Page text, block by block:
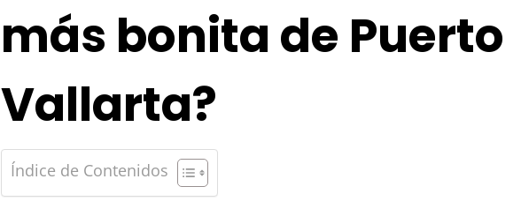
más bonita de Puerto
Vallarta?
Índice de Contenidos